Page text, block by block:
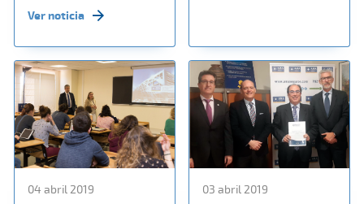
Ver noticia
04 abril 2019 03 abril 2019